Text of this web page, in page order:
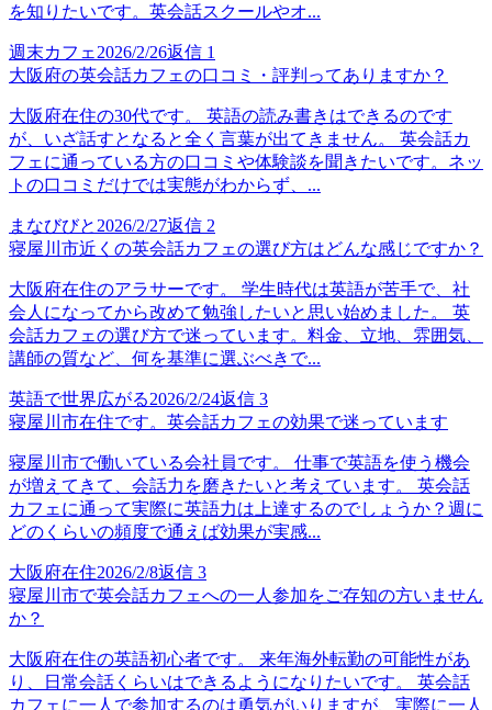
を知りたいです。英会話スクールやオ...
週末カフェ 2026/2/26返信 1
大阪府の英会話カフェの口コミ・評判ってありますか？
大阪府在住の30代です。 英語の読み書きはできるのです
が、いざ話すとなると全く言葉が出てきません。 英会話カ
フェに通っている方の口コミや体験談を聞きたいです。ネッ
トの口コミだけでは実態がわからず、...
まなびびと 2026/2/27返信 2
寝屋川市近くの英会話カフェの選び方はどんな感じですか？
大阪府在住のアラサーです。 学生時代は英語が苦手で、社
会人になってから改めて勉強したいと思い始めました。 英
会話カフェの選び方で迷っています。料金、立地、雰囲気、
講師の質など、何を基準に選ぶべきで...
英語で世界広がる2026/2/24返信 3
寝屋川市在住です。英会話カフェの効果で迷っています
寝屋川市で働いている会社員です。 仕事で英語を使う機会
が増えてきて、会話力を磨きたいと考えています。 英会話
カフェに通って実際に英語力は上達するのでしょうか？週に
どのくらいの頻度で通えば効果が実感...
大阪府在住2026/2/8返信 3
寝屋川市で英会話カフェへの一人参加をご存知の方いません
か？
大阪府在住の英語初心者です。 来年海外転勤の可能性があ
り、日常会話くらいはできるようになりたいです。 英会話
カフェに一人で参加するのは勇気がいりますが、実際に一人